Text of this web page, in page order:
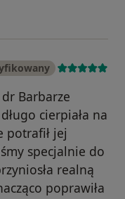
Barbarze
cierpiała na
potrafił jej
specjalnie do
realną
poprawiła